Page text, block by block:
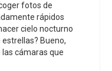
fotos de
rápidos
cielo nocturno
Bueno,
cámaras que